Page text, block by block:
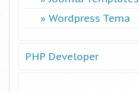
Wordpress Tema
PHP Developer